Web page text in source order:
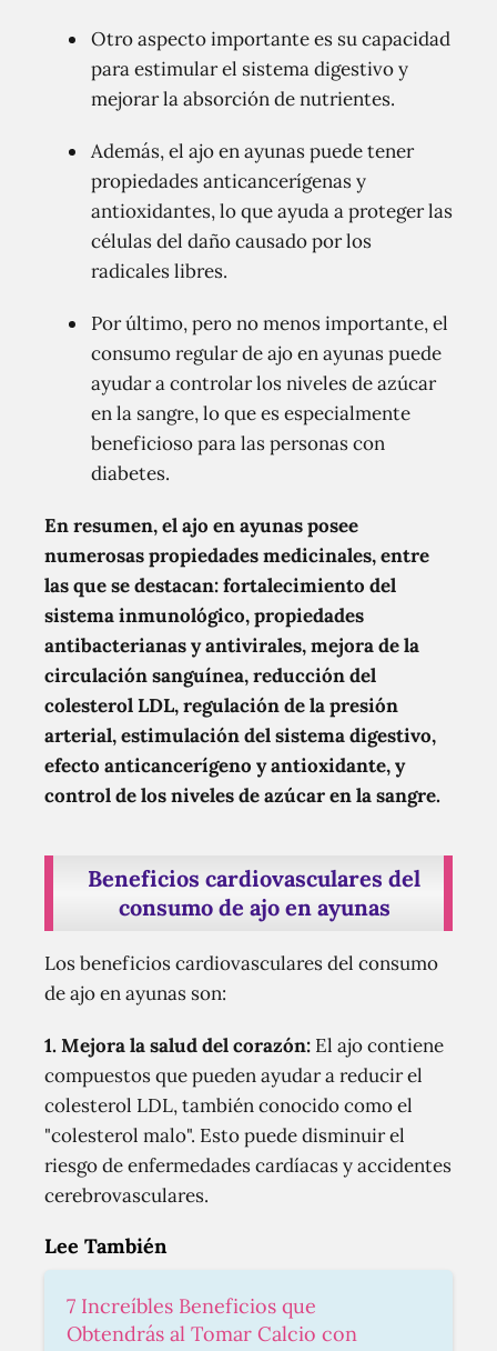
Otro aspecto importante es su capacidad
para estimular el sistema digestivo y
mejorar la absorción de nutrientes.
Además, el ajo en ayunas puede tener
propiedades anticancerígenas y
antioxidantes, lo que ayuda a proteger las
células del daño causado por los
radicales libres.
Por último, pero no menos importante, el
consumo regular de ajo en ayunas puede
ayudar a controlar los niveles de azúcar
en la sangre, lo que es especialmente
beneficioso para las personas con
diabetes.
En resumen, el ajo en ayunas posee
numerosas propiedades medicinales, entre
las que se destacan: fortalecimiento del
sistema inmunológico, propiedades
antibacterianas y antivirales, mejora de la
circulación sanguínea, reducción del
colesterol LDL, regulación de la presión
arterial, estimulación del sistema digestivo,
efecto anticancerígeno y antioxidante, y
control de los niveles de azúcar en la sangre.
Beneficios cardiovasculares del
consumo de ajo en ayunas
Los beneficios cardiovasculares del consumo
de ajo en ayunas son:
1.Mejora la salud del corazón: El ajo contiene
compuestos que pueden ayudar a reducir el
colesterol LDL, también conocido como el
"colesterol malo". Esto puede disminuir el
riesgo de enfermedades cardíacas y accidentes
cerebrovasculares.
Lee También
7 Increíbles Beneficios que
Obtendrás al Tomar Calcio con